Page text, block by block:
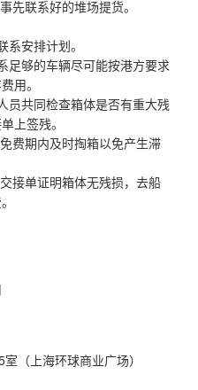
先联系好的堆场提货。
系安排计划。
足够的车辆尽可能按港方要求
用。
员共同检查箱体是否有重大残
上签残。
费期内及时掏箱以免产生滞
接单证明箱体无残损，去船
（上海环球商业广场）